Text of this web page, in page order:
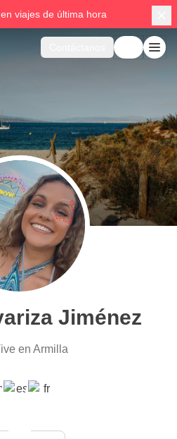
en viajes de última hora
Jiménez
en Armilla